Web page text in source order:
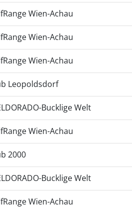
Wien-Achau
Wien-Achau
Wien-Achau
Leopoldsdorf
Bucklige Welt
Wien-Achau
2000
Bucklige Welt
Wien-Achau